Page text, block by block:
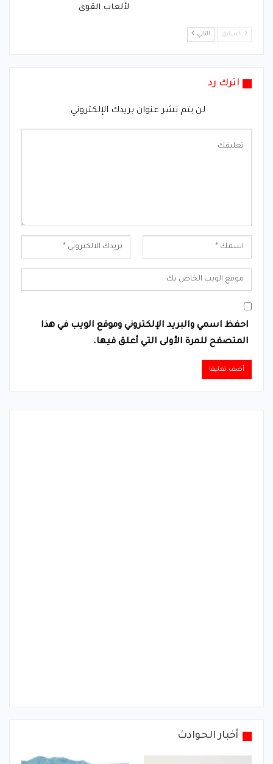
لألعاب القوى
السابق التالي
اترك رد
لن يتم نشر عنوان بريدك الإلكتروني.
احفظ اسمي والبريد الإلكتروني وموقع الويب في هذا
المتصفح للمرة الأولى التي أعلق فيها.
أخبار الحوادث